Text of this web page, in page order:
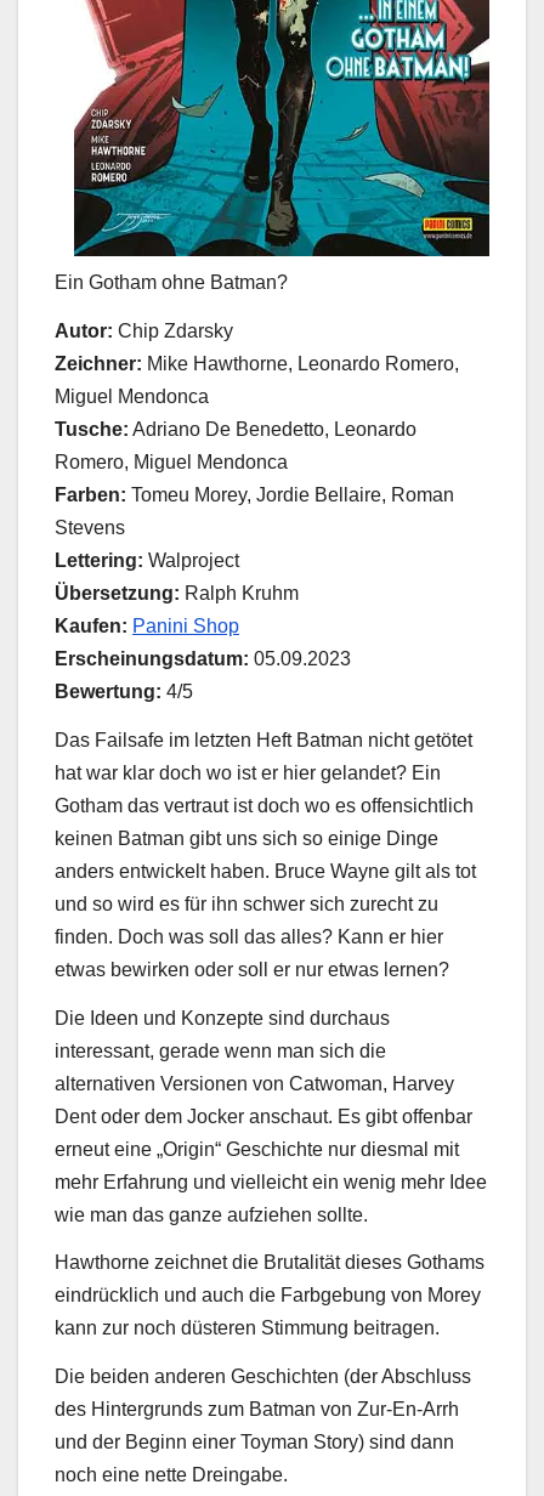
Ein Gotham ohne Batman?
Autor: Chip Zdarsky
Zeichner: Mike Hawthorne, Leonardo Romero,
Miguel Mendonca
Tusche: Adriano De Benedetto, Leonardo
Romero, Miguel Mendonca
Farben: Tomeu Morey, Jordie Bellaire, Roman
Stevens
Lettering: Walproject
Übersetzung: Ralph Kruhm
Kaufen: Panini Shop
Erscheinungsdatum: 05.09.2023
Bewertung: 4/5
Das Failsafe im letzten Heft Batman nicht getötet
hat war klar doch wo ist er hier gelandet? Ein
Gotham das vertraut ist doch wo es offensichtlich
keinen Batman gibt uns sich so einige Dinge
anders entwickelt haben. Bruce Wayne gilt als tot
und so wird es für ihn schwer sich zurecht zu
finden. Doch was soll das alles? Kann er hier
etwas bewirken oder soll er nur etwas lernen?
Die Ideen und Konzepte sind durchaus
interessant, gerade wenn man sich die
alternativen Versionen von Catwoman, Harvey
Dent oder dem Jocker anschaut. Es gibt offenbar
erneut eine „Origin“ Geschichte nur diesmal mit
mehr Erfahrung und vielleicht ein wenig mehr Idee
wie man das ganze aufziehen sollte.
Hawthorne zeichnet die Brutalität dieses Gothams
eindrücklich und auch die Farbgebung von Morey
kann zur noch düsteren Stimmung beitragen.
Die beiden anderen Geschichten (der Abschluss
des Hintergrunds zum Batman von Zur-En-Arrh
und der Beginn einer Toyman Story) sind dann
noch eine nette Dreingabe.